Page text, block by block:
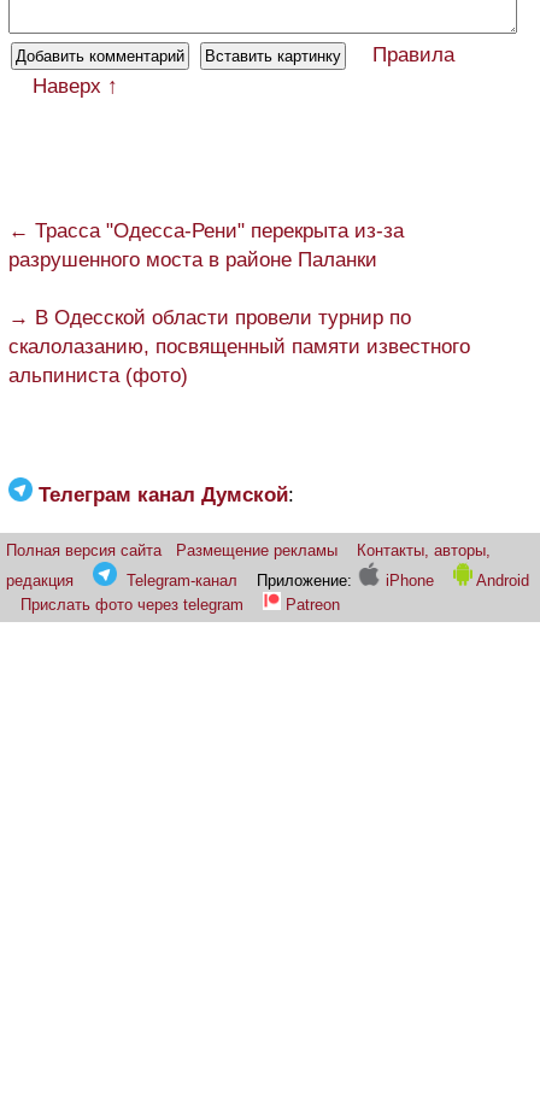
Правила
Наверх ↑
← Трасса "Одесса-Рени" перекрыта из-за
разрушенного моста в районе Паланки
→ В Одесской области провели турнир по
скалолазанию, посвященный памяти известного
альпиниста (фото)
Телеграм канал Думской:
Полная версия сайта Размещение рекламы
Контакты, авторы,
редакция
Telegram-канал Приложение: iPhone
Android
Прислать фото через telegram
Patreon